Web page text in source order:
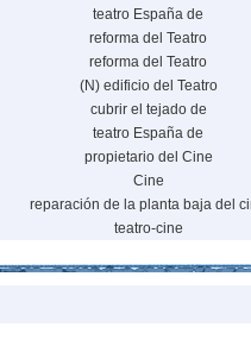
teatro España de
reforma del Teatro
reforma del Teatro
(N) edificio del Teatro
cubrir el tejado de
teatro España de
propietario del Cine
Cine
reparación de la planta baja del
teatro-cine